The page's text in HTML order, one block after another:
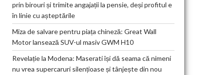
prin birouri și trimite angajații la pensie, deși profitul e
în linie cu așteptările
Miza de salvare pentru piața chineză: Great Wall
Motor lansează SUV-ul masiv GWM H10
Revelație la Modena: Maserati își dă seama că nimeni
nu vrea supercaruri silențioase și tânjește din nou